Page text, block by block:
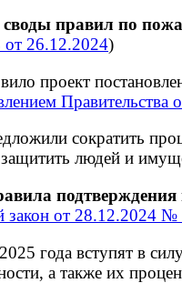
правил по
26.12.2024)
проект
сократить
людей и
подтверждения
закон от 28.12.2024
года вступят в
а также их